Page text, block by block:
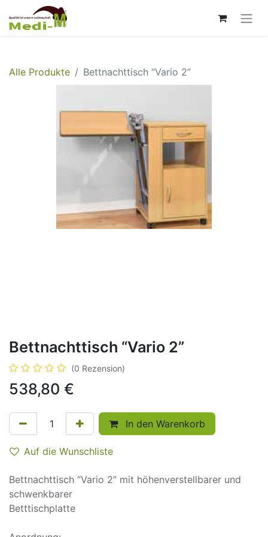
Alle Produkte Bettnachttisch “Vario 2”
Bettnachttisch “Vario 2”
(0 Rezension)
538,80 €
In den Warenkorb
Auf die Wunschliste
Bettnachttisch “Vario 2” mit höhenverstellbarer und
schwenkbarer
Betttischplatte